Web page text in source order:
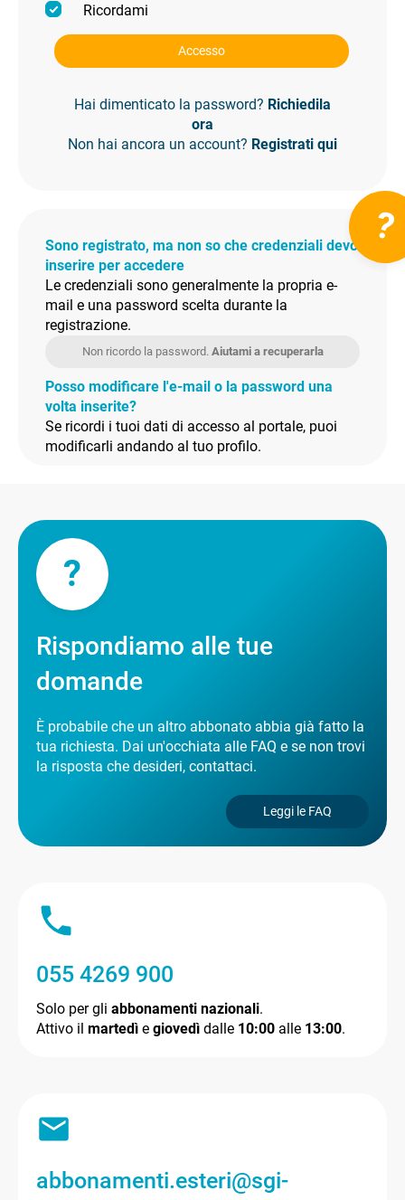
Ricordami
Accesso
Hai dimenticato la password? Richiedila
ora
Non hai ancora un account? Registrati qui
?
Sono registrato, ma non so che credenziali devo
inserire per accedere
Le credenziali sono generalmente la propria e-
mail e una password scelta durante la
registrazione.
Non ricordo la password. Aiutami a recuperarla
Posso modificare l'e-mail o la password una
volta inserite?
Se ricordi i tuoi dati di accesso al portale, puoi
modificarli andando al tuo profilo.
?
Rispondiamo alle tue
domande
È probabile che un altro abbonato abbia già fatto la
tua richiesta. Dai un'occhiata alle FAQ e se non trovi
la risposta che desideri, contattaci.
Leggi le FAQ
055 4269 900
Solo per gli abbonamenti nazionali.
Attivo il martedì e giovedì dalle 10:00 alle 13:00.
abbonamenti.esteri@sgi-